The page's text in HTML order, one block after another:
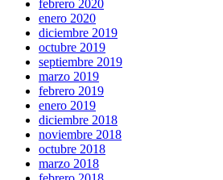
febrero 2020
enero 2020
diciembre 2019
octubre 2019
septiembre 2019
marzo 2019
febrero 2019
enero 2019
diciembre 2018
noviembre 2018
octubre 2018
marzo 2018